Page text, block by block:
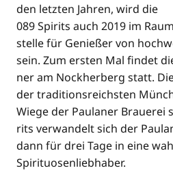
den letz­ten Jah­ren, wird die
089 Spi­rits auch 2019 im
stel­le für Genie­ßer von
sein. Zum ers­ten Mal fin­det
ner am Nock­her­berg statt.
der tra­di­ti­ons­reichs­ten
Wie­ge der Pau­la­ner Braue­rei
rits ver­wan­delt sich der
dann für drei Tage in eine
Spirituosenliebhaber.